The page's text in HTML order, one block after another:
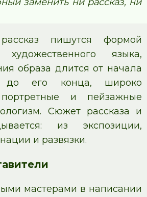
пишутся формой
художественного языка,
образа длится от начала
до его конца, широко
портретные и пейзажные
Сюжет рассказа и
из экспозиции,
и развязки.
мастерами в написании